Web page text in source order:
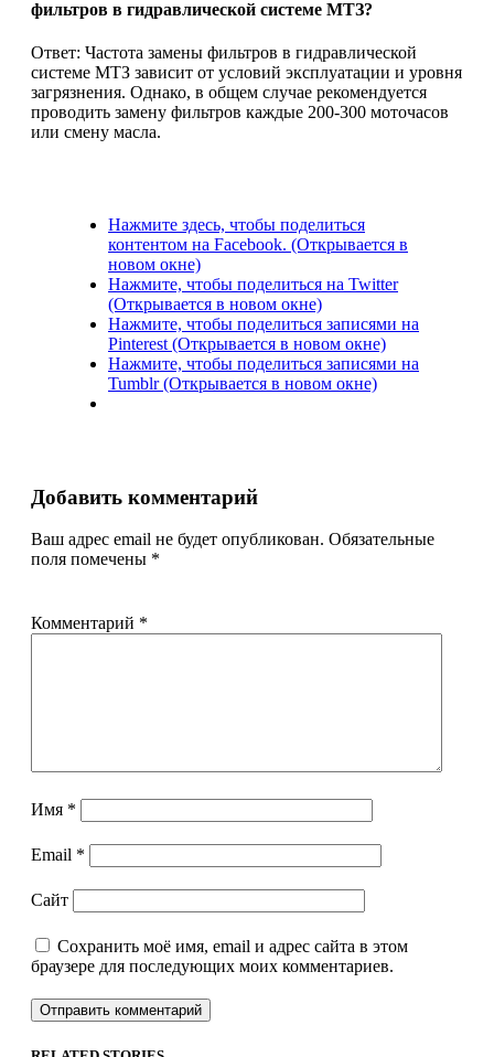
фильтров в гидравлической системе МТЗ?
Ответ: Частота замены фильтров в гидравлической
системе МТЗ зависит от условий эксплуатации и уровня
загрязнения. Однако, в общем случае рекомендуется
проводить замену фильтров каждые 200-300 моточасов
или смену масла.
Нажмите здесь, чтобы поделиться
контентом на Facebook. (Открывается в
новом окне)
Нажмите, чтобы поделиться на Twitter
(Открывается в новом окне)
Нажмите, чтобы поделиться записями на
Pinterest (Открывается в новом окне)
Нажмите, чтобы поделиться записями на
Tumblr (Открывается в новом окне)
Добавить комментарий
Ваш адрес email не будет опубликован. Обязательные
поля помечены *
Комментарий *
Имя *
Email *
Сайт
Сохранить моё имя, email и адрес сайта в этом
браузере для последующих моих комментариев.